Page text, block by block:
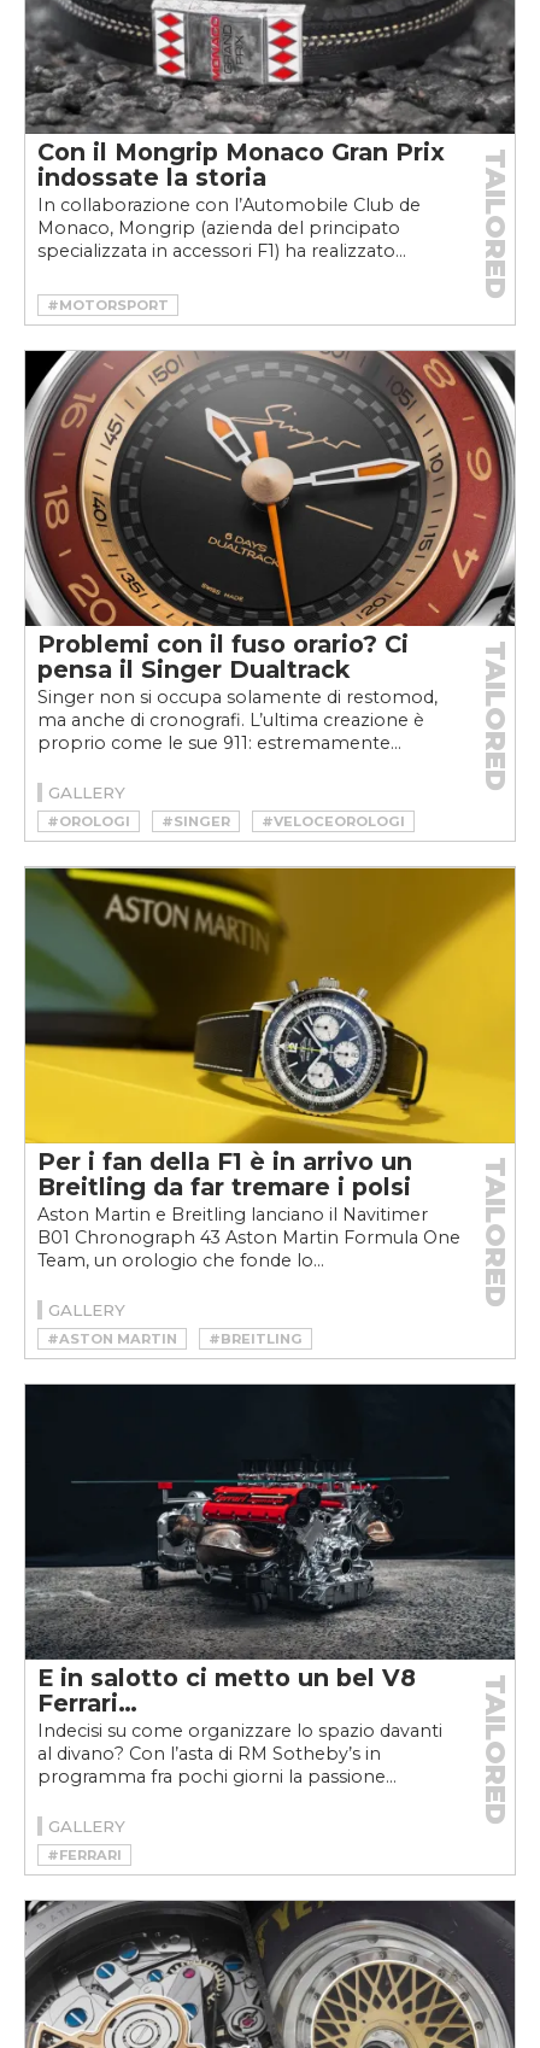
Con il Mongrip Monaco Gran Prix
indossate la storia
In collaborazione con l’Automobile Club de
Monaco, Mongrip (azienda del principato
specializzata in accessori F1) ha realizzato...
TAILORED
#MOTORSPORT
Problemi con il fuso orario? Ci
pensa il Singer Dualtrack
Singer non si occupa solamente di restomod,
ma anche di cronografi. L’ultima creazione è
proprio come le sue 911: estremamente...
TAILORED
GALLERY
#OROLOGI #SINGER #VELOCEOROLOGI
Per i fan della F1 è in arrivo un
Breitling da far tremare i polsi
Aston Martin e Breitling lanciano il Navitimer
B01 Chronograph 43 Aston Martin Formula One
Team, un orologio che fonde lo...
TAILORED
GALLERY
#ASTON MARTIN
#BREITLING
#BREITLING NAVITIMER
E in salotto ci metto un bel V8
Ferrari…
Indecisi su come organizzare lo spazio davanti
al divano? Con l’asta di RM Sotheby’s in
programma fra pochi giorni la passione...
TAILORED
GALLERY
#FERRARI